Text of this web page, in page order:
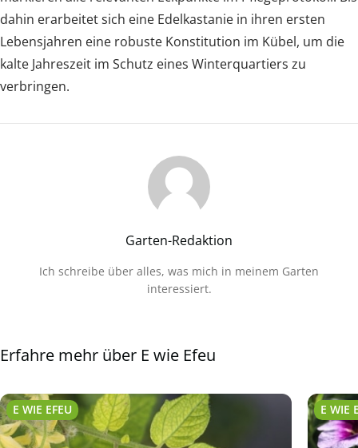
dahin erarbeitet sich eine Edelkastanie in ihren ersten
Lebensjahren eine robuste Konstitution im Kübel, um die
kalte Jahreszeit im Schutz eines Winterquartiers zu
verbringen.
Garten-Redaktion
Ich schreibe über alles, was mich in meinem Garten
interessiert.
Erfahre mehr über E wie Efeu
E WIE EFEU E WIE